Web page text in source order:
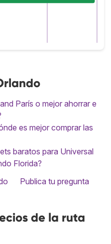
París o mejor ahorrar e
es mejor comprar las
baratos para Universal
Florida?
Publica tu pregunta
de la ruta